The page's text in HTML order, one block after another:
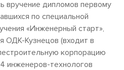
вручение дипломов первому
по специальной
«Инженерный старт»,
ОДК-Кузнецов (входит в
корпорацию
инженеров-технологов